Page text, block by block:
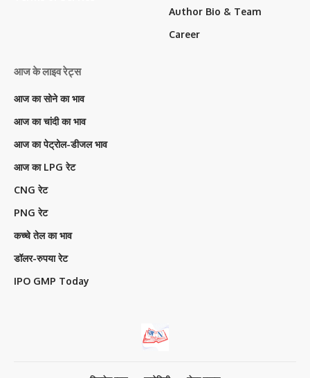
Author Bio & Team
Career
आज के लाइव रेट्स
आज का सोने का भाव
आज का चांदी का भाव
आज का पेट्रोल-डीजल भाव
आज का LPG रेट
CNG रेट
PNG रेट
कच्चे तेल का भाव
डॉलर-रुपया रेट
IPO GMP Today